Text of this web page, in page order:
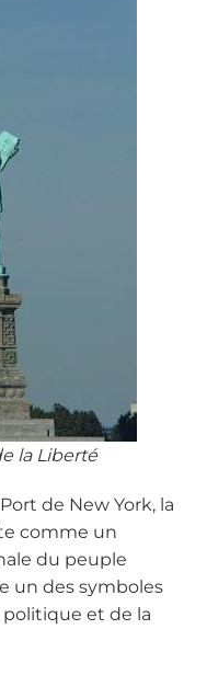
la Liberté
de New York, la
comme un
du peuple
un des symboles
politique et de la